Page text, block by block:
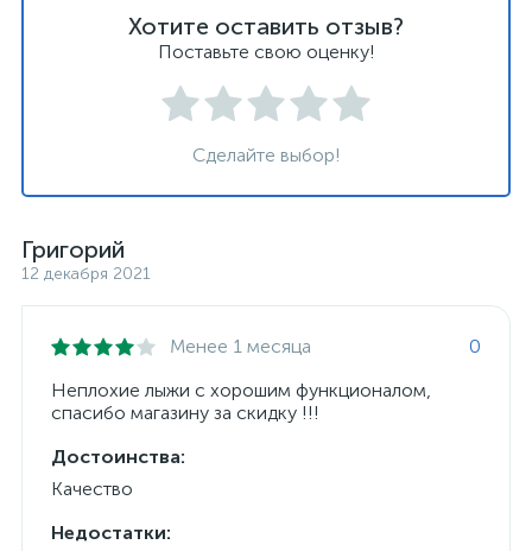
Хотите оставить отзыв?
Поставьте свою оценку!
Сделайте выбор!
Григорий
12 декабря 2021
Менее 1 месяца
0
Неплохие лыжи с хорошим функционалом,
спасибо магазину за скидку !!!
Достоинства:
Качество
Недостатки: